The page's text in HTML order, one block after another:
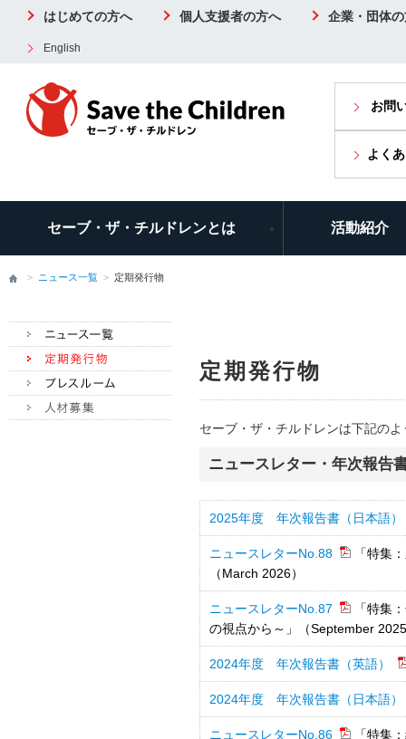
はじめての方へ 個人支援者の方へ 企業・団体
English
お問
よく
セーブ・ザ・チルドレンとは 活動紹介
> ニュース一覧 > 定期発行物
定期発行物
セーブ・ザ・チルドレンは下記の
ニュースレター・年次報告
2025年度 年次報告書（日本語）
ニュースレターNo.88
「特集
（March 2026）
ニュースレターNo.87
「特集
の視点から～」（September
2024年度 年次報告書（英語）
2024年度 年次報告書（日本語）
ニュースレターNo.86
「特集